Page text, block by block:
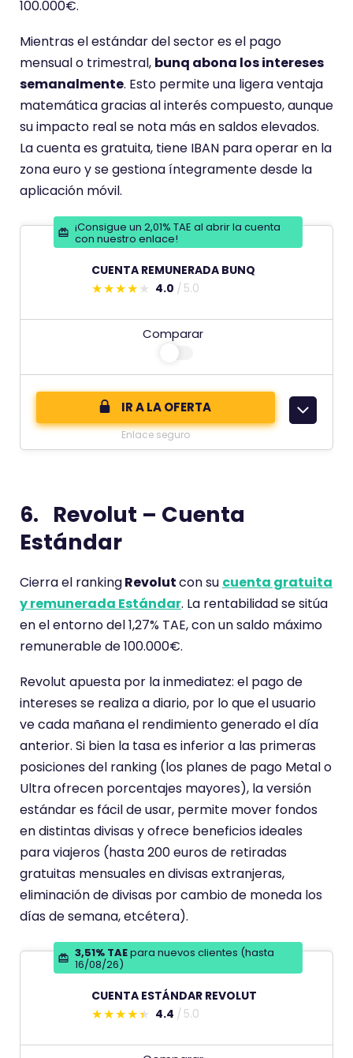
e
n
e
u
n
a
p
u
n
t
a
i
d
100.000€.
Mientras el estándar del sector es el pago
mensual o trimestral, bunq abona los intereses
semanalmente. Esto permite una ligera ventaja
matemática gracias al interés compuesto, aunque
su impacto real se nota más en saldos elevados.
La cuenta es gratuita, tiene IBAN para operar en la
zona euro y se gestiona íntegramente desde la
aplicación móvil.
¡Consigue un 2,01% TAE al abrir la cuenta
con nuestro enlace!
CUENTA REMUNERADA BUNQ
E
s
m
e
a
r
i
o
e
e
u
n
a
p
u
n
t
u
a
c
i
n
d
e
4.0 5.0
Comparar
IR A LA OFERTA
Enlace seguro
6. Revolut – Cuenta
Estándar
Cierra el rankingRevolutcon su cuenta gratuita
y remunerada Estándar. La rentabilidad se sitúa
en el entorno del 1,27% TAE, con un saldo máximo
remunerable de 100.000€.
Revolut apuesta por la inmediatez: el pago de
intereses se realiza a diario, por lo que el usuario
ve cada mañana el rendimiento generado el día
anterior. Si bien la tasa es inferior a las primeras
posiciones del ranking (los planes de pago Metal o
Ultra ofrecen porcentajes mayores), la versión
estándar es fácil de usar, permite mover fondos
en distintas divisas y ofrece beneficios ideales
para viajeros (hasta 200 euros de retiradas
gratuitas mensuales en divisas extranjeras,
eliminación de divisas por cambio de moneda los
días de semana, etcétera).
3,51% TAEpara nuevos clientes (hasta
16/08/26)
CUENTA ESTÁNDAR REVOLUT
E
s
4.4 5.0